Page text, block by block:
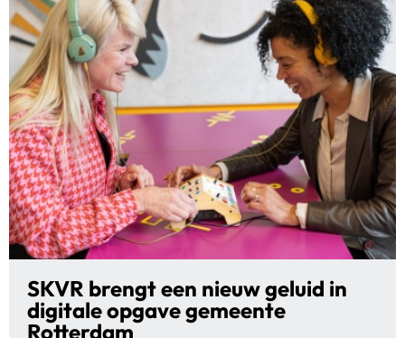
SKVR brengt een nieuw geluid in
digitale opgave gemeente
Rotterdam